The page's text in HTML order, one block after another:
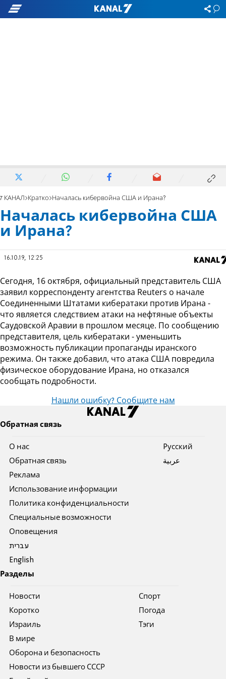
7 КАНАЛ Кратко Началась кибервойна США и Ирана?
Началась кибервойна США
и Ирана?
16.10.19, 12:25
Сегодня, 16 октября, официальный представитель США
заявил корреспонденту агентства Reuters о начале
Соединенными Штатами кибератаки против Ирана -
что является следствием атаки на нефтяные объекты
Саудовской Аравии в прошлом месяце. По сообщению
представителя, цель кибератаки - уменьшить
возможность публикации пропаганды иранского
режима. Он также добавил, что атака США повредила
физическое оборудование Ирана, но отказался
сообщать подробности.
Нашли ошибку? Сообщите нам
Обратная связь
О нас
Обратная связь
Реклама
Использование информации
Политика конфиденциальности
Специальные возможности
Оповещения
עברית
English
Pусский
عربية
Разделы
Новости
Коротко
Израиль
В мире
Оборона и безопасность
Новости из бывшего СССР
Спорт
Погода
Тэги